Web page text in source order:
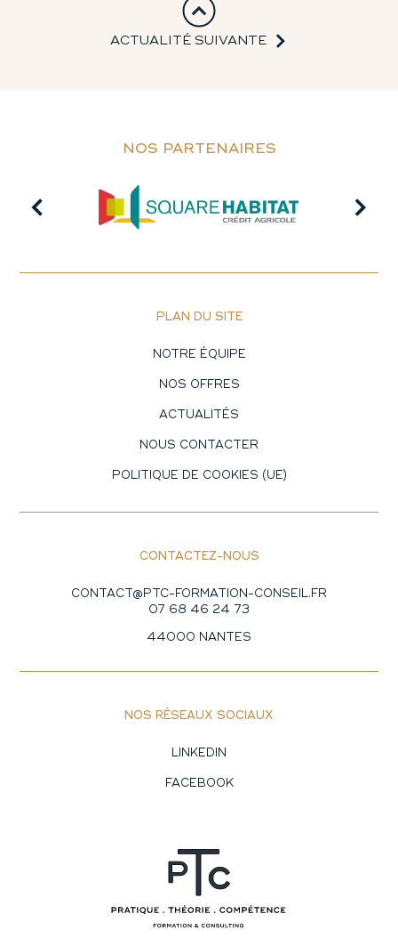
ACTUALITÉ SUIVANTE
NOS PARTENAIRES
PLAN DU SITE
NOTRE ÉQUIPE
NOS OFFRES
ACTUALITÉS
NOUS CONTACTER
POLITIQUE DE COOKIES (UE)
CONTACTEZ-NOUS
CONTACT@PTC-FORMATION-CONSEIL.FR
07 68 46 24 73
44000 NANTES
NOS RÉSEAUX SOCIAUX
LINKEDIN
FACEBOOK